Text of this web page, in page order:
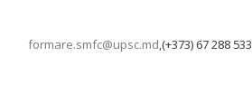
formare.smfc@upsc.md,(+373) 67 288 533